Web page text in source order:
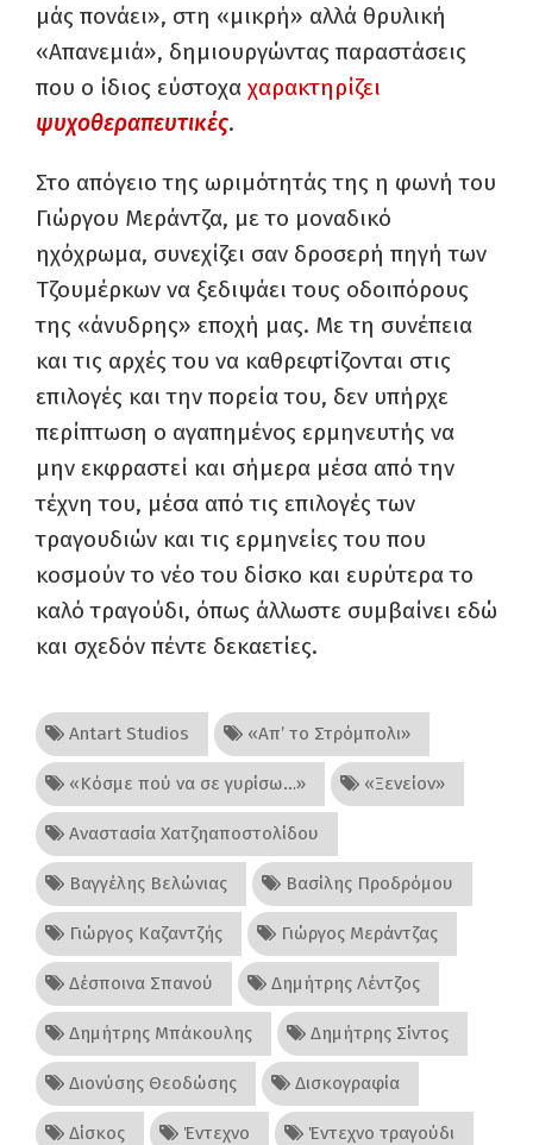
μάς πονάει», στη «μικρή» αλλά θρυλική
«Απανεμιά», δημιουργώντας παραστάσεις
που ο ίδιος εύστοχα χαρακτηρίζει
ψυχοθεραπευτικές.
Στο απόγειο της ωριμότητάς της η φωνή του
Γιώργου Μεράντζα, με το μοναδικό
ηχόχρωμα, συνεχίζει σαν δροσερή πηγή των
Τζουμέρκων να ξεδιψάει τους οδοιπόρους
της «άνυδρης» εποχή μας. Με τη συνέπεια
και τις αρχές του να καθρεφτίζονται στις
επιλογές και την πορεία του, δεν υπήρχε
περίπτωση ο αγαπημένος ερμηνευτής να
μην εκφραστεί και σήμερα μέσα από την
τέχνη του, μέσα από τις επιλογές των
τραγουδιών και τις ερμηνείες του που
κοσμούν το νέο του δίσκο και ευρύτερα το
καλό τραγούδι, όπως άλλωστε συμβαίνει εδώ
και σχεδόν πέντε δεκαετίες.
Antart Studios «Απ’ το Στρόμπολι»
«Κόσμε πού να σε γυρίσω…» «Ξενείον»
Αναστασία Χατζηαποστολίδου
Βαγγέλης Βελώνιας Βασίλης Προδρόμου
Γιώργος Καζαντζής Γιώργος Μεράντζας
Δέσποινα Σπανού Δημήτρης Λέντζος
Δημήτρης Μπάκουλης Δημήτρης Σίντος
Διονύσης Θεοδώσης Δισκογραφία
Δίσκος Έντεχνο Έντεχνο τραγούδι